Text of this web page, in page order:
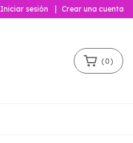
Iniciar sesión Crear una cuenta
(0)